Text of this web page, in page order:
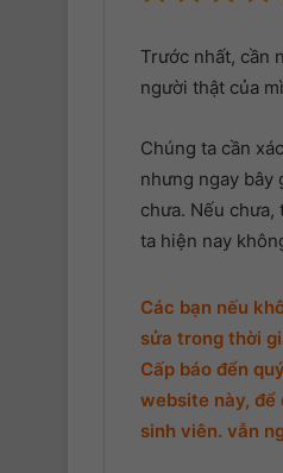
Trước nhất, cần
người thật của
Chúng ta cần
nhưng ngay bây
chưa. Nếu chưa,
ta hiện nay
Các bạn nếu
sửa trong thời
Cấp báo đển
website này, để
sinh viên. vẫn